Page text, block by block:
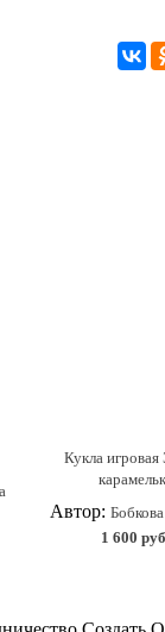
Кукла игровая
Автор:
1 600